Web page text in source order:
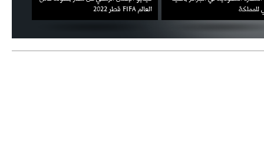
للمملكة
العالم FIFA قطر 2022